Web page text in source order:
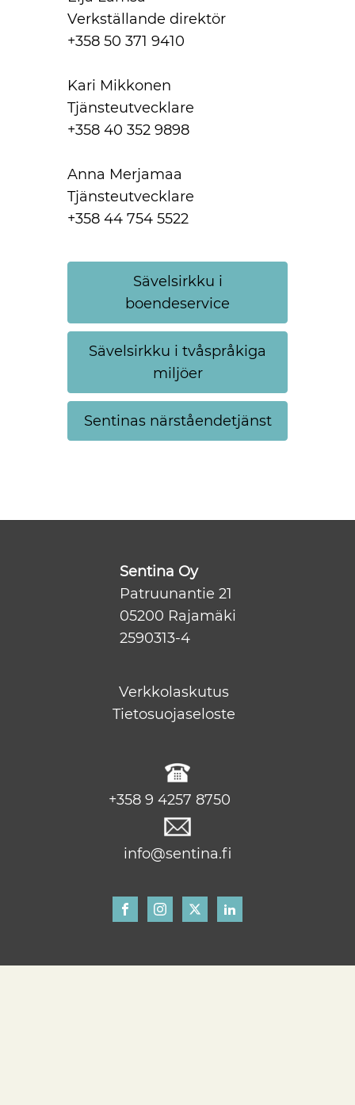
Verkställande direktör
+358 50 371 9410
Kari Mikkonen
Tjänsteutvecklare
+358 40 352 9898
Anna Merjamaa
Tjänsteutvecklare
+358 44 754 5522
Sävelsirkku i
boendeservice
Sävelsirkku i tvåspråkiga
miljöer
Sentinas närståendetjänst
Sentina Oy
Patruunantie 21
05200 Rajamäki
2590313-4
Verkkolaskutus
Tietosuojaseloste
+358 9 4257 8750
info@sentina.fi